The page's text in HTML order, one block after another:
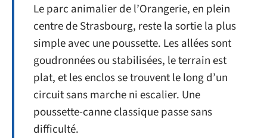
Le parc animalier de l’Orangerie, en plein
centre de Strasbourg, reste la sortie la plus
simple avec une poussette. Les allées sont
goudronnées ou stabilisées, le terrain est
plat, et les enclos se trouvent le long d’un
circuit sans marche ni escalier. Une
poussette-canne classique passe sans
difficulté.